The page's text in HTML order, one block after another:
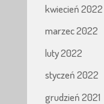
kwiecień 2022
marzec 2022
luty 2022
styczeń 2022
grudzień 2021